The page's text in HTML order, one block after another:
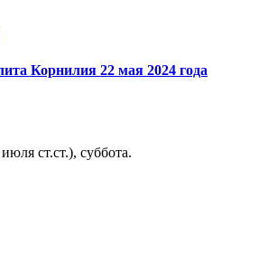
Корнилия 22 мая 2024 года
ст.ст.), суббота.